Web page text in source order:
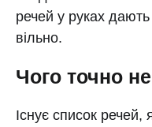
речей у руках дають
вільно.
Чого точно
Існує список речей,